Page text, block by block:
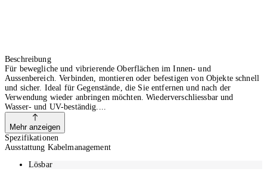
Beschreibung
Für bewegliche und vibrierende Oberflächen im Innen- und
Aussenbereich. Verbinden, montieren oder befestigen von Objekte schnell
und sicher. Ideal für Gegenstände, die Sie entfernen und nach der
Verwendung wieder anbringen möchten. Wiederverschliessbar und
Wasser- und UV-beständig.
Mehr anzeigen
Spezifikationen
Ausstattung Kabelmanagement
Lösbar